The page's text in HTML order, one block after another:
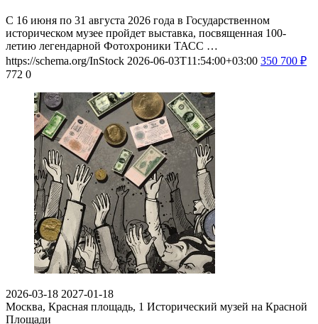
С 16 июня по 31 августа 2026 года в Государственном
историческом музее пройдет выставка, посвященная 100-
летию легендарной Фотохроники ТАСС …
https://schema.org/InStock 2026-06-03T11:54:00+03:00 350 700 ₽
772 0
2026-03-18 2027-01-18
Москва, Красная площадь, 1 Исторический музей на Красной
Площади